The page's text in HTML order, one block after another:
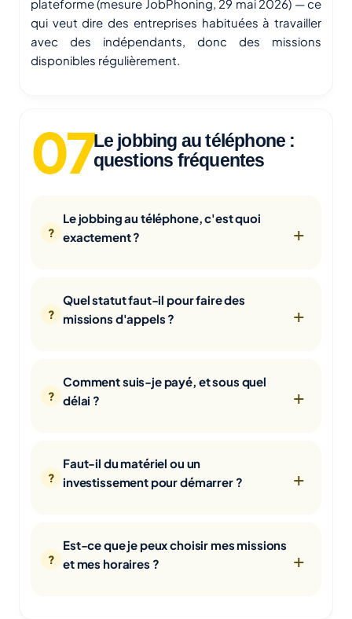
plateforme (mesure JobPhoning, 29 mai 2026) — ce
qui veut dire des entreprises habituées à travailler
avec des indépendants, donc des missions
disponibles régulièrement.
Le jobbing au téléphone :
questions fréquentes
Le jobbing au téléphone, c'est quoi
exactement ?
Quel statut faut-il pour faire des
missions d'appels ?
Comment suis-je payé, et sous quel
délai ?
Faut-il du matériel ou un
investissement pour démarrer ?
Est-ce que je peux choisir mes missions
et mes horaires ?